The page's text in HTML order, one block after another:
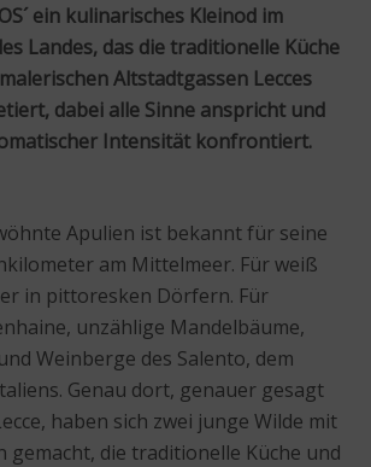
ein kulinarisches Kleinod im
Landes, das die traditionelle Küche
Altstadtgassen Lecces
dabei alle Sinne anspricht und
Intensität konfrontiert.
Apulien ist bekannt für seine
am Mittelmeer. Für weiß
in pittoresken Dörfern. Für
unzählige Mandelbäume,
Weinberge des Salento, dem
Genau dort, genauer gesagt
haben sich zwei junge Wilde mit
gemacht, die traditionelle Küche und